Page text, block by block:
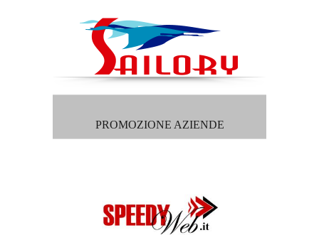
PROMOZIONE AZIENDE